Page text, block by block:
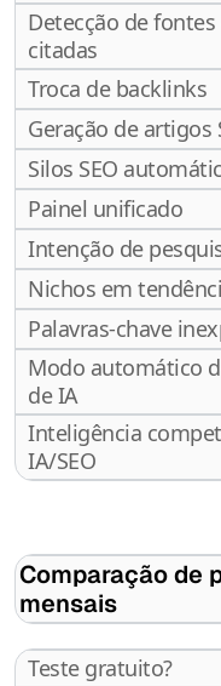
Detecção de fontes
citadas
Troca de backlinks
Geração de artigos
Silos SEO
Painel unificado
Intenção de
Nichos em
Palavras-chave
Modo automático
de IA
Inteligência
IA/SEO
Comparação de
mensais
Teste gratuito?